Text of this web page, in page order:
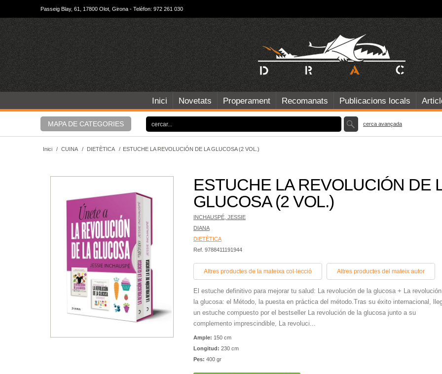
Passeig Blay, 61, 17800 Olot, Girona - Telèfon: 972 261 030
Inici Novetats Properament Recomanats Publicacions locals
MAPA DE CATEGORIES cerca avançada
Inici / CUINA / DIETÈTICA / ESTUCHE LA REVOLUCIÓN DE LA GLUCOSA (2 VOL.)
ESTUCHE LA REVOLUCIÓN DE
GLUCOSA (2 VOL.)
INCHAUSPÉ, JESSIE
DIANA
DIETÈTICA
Ref. 9788411191944
Altres productes de la mateixa col·lecció Altres productes del mateix autor
El estuche definitivo para mejorar tu salud: La revolución de la glucosa + La
la glucosa: el Método, la puesta en práctica del método.Tras su éxito internacional,
un estuche compuesto por el bestseller La revolución de la glucosa junto a su
complemento imprescindible, La revoluci...
Ample: 150 cm
Longitud: 230 cm
Pes: 400 gr